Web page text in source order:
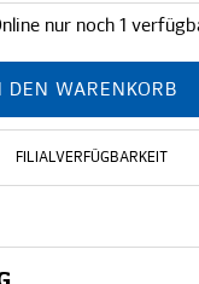
nur noch 1
DEN WARENKORB
FILIALVERFÜGBARKEIT